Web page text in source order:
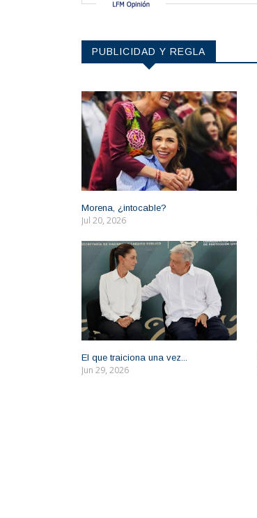
PUBLICIDAD Y REGLA
Morena, ¿intocable?
Jul 20, 2026
El que traiciona una vez...
Jun 29, 2026